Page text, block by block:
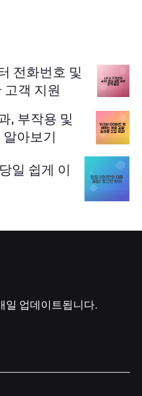
전화번호 및
고객 지원
, 부작용 및
아보기
일 쉽게 이
일 업데이트됩니다.